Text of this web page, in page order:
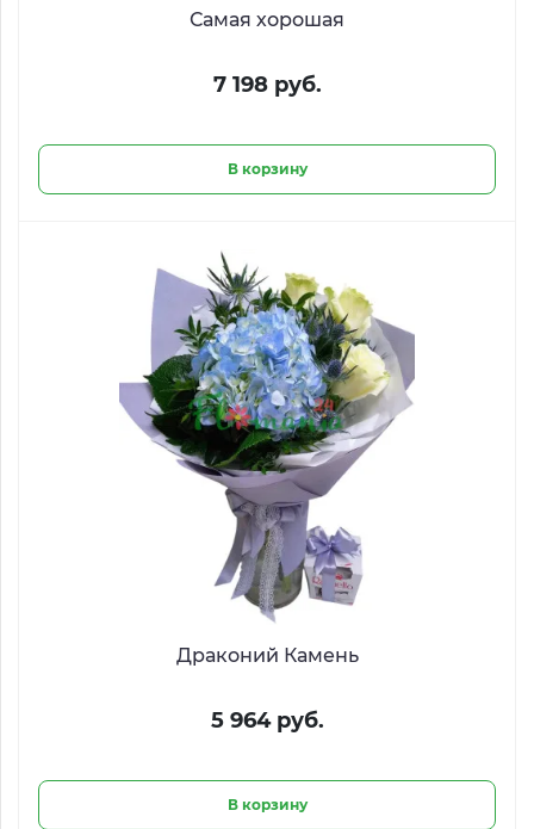
Самая хорошая
7 198 руб.
В корзину
Драконий Камень
5 964 руб.
В корзину